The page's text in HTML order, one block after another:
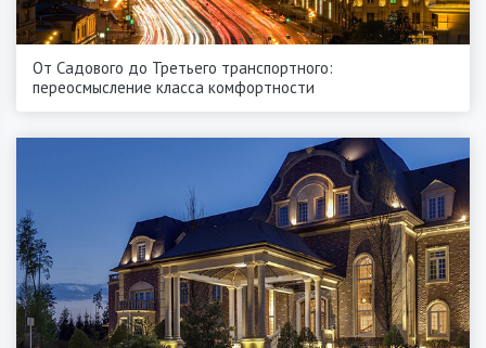
От Садового до Третьего транспортного:
переосмысление класса комфортности